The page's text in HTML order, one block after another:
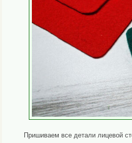
Пришиваем все детали лицевой